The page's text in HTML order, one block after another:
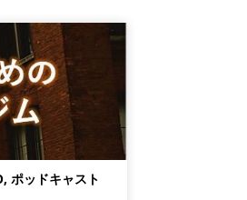
ポッドキャスト